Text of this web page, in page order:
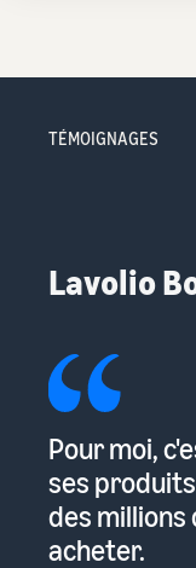
TÉMOIGNAGES
Lavolio
Pour moi,
ses
des millions
acheter.